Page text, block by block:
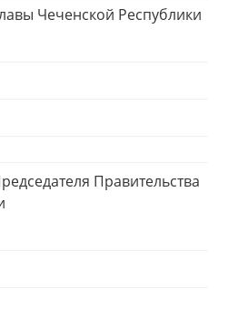
Чеченской Республики
Правительства